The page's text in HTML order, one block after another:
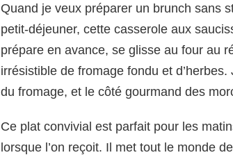
Quand je veux préparer un brunch sans
petit-déjeuner, cette casserole aux
prépare en avance, se glisse au four au
irrésistible de fromage fondu et
du fromage, et le côté gourmand des
Ce plat convivial est parfait pour les
lorsque l’on reçoit. Il met tout le monde